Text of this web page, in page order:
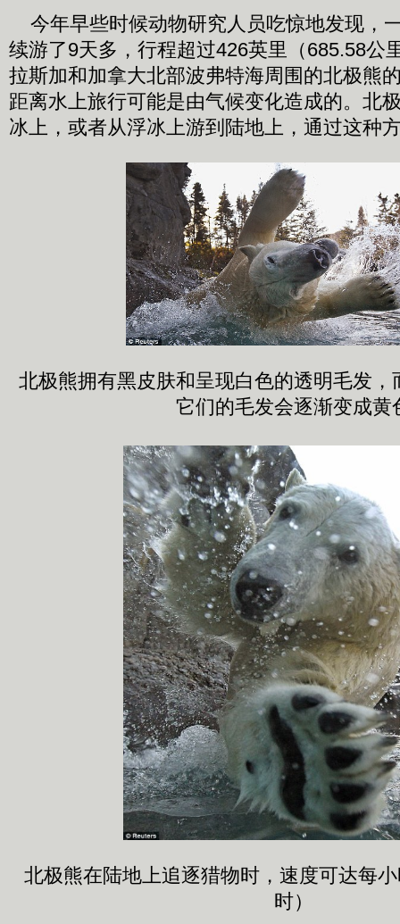
今年早些时候动物研究人员吃惊地发现，
续游了9天多，行程超过426英里（685.58公
拉斯加和加拿大北部波弗特海周围的北极熊
距离水上旅行可能是由气候变化造成的。北
冰上，或者从浮冰上游到陆地上，通过这种
北极熊拥有黑皮肤和呈现白色的透明毛发，
它们的毛发会逐渐变成黄
北极熊在陆地上追逐猎物时，速度可达每
时）